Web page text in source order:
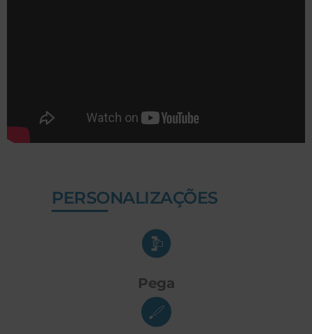
PERSONALIZAÇÕES
Pega